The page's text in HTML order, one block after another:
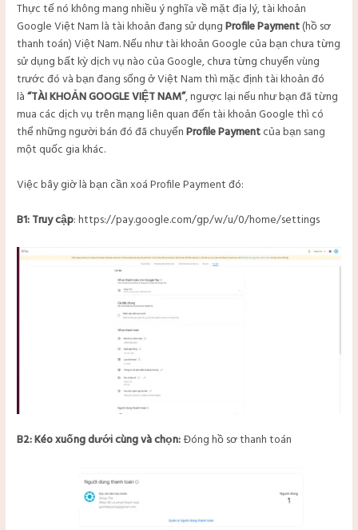
Thực tế nó không mang nhiều ý nghĩa về mặt địa lý, tài khoản
Google Việt Nam là tài khoản đang sử dụngProfile Payment(hồ sơ
thanh toán) Việt Nam. Nếu như tài khoản Google của bạn chưa từng
sử dụng bất kỳ dịch vụ nào của Google, chưa từng chuyển vùng
trước đó và bạn đang sống ở Việt Nam thì mặc định tài khoản đó
là“TÀI KHOẢN GOOGLE VIỆT NAM”, ngược lại nếu như bạn đã từng
mua các dịch vụ trên mạng liên quan đến tài khoản Google thì có
thể những người bán đó đã chuyểnProfile Paymentcủa bạn sang
một quốc gia khác.
Việc bây giờ là bạn cần xoá Profile Payment đó:
B1: Truy cập:https://pay.google.com/gp/w/u/0/home/settings
B2: Kéo xuống dưới cùng và chọn:Đóng hồ sơ thanh toán